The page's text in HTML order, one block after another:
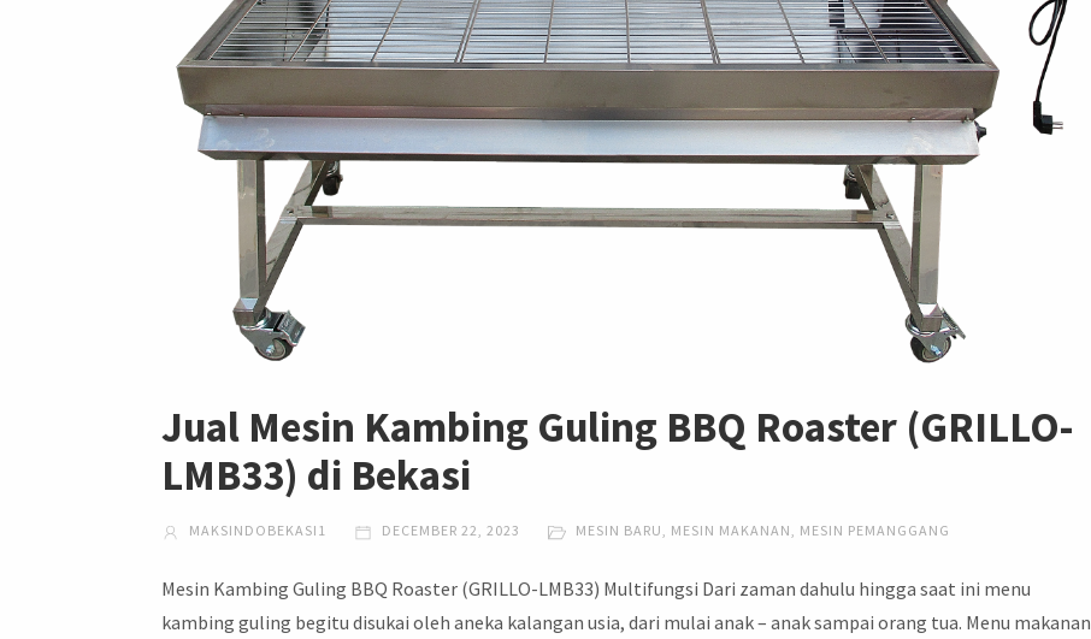
Jual Mesin Kambing Guling BBQ Roaster (GRILLO-
LMB33) di Bekasi
MAKSINDOBEKASI1 DECEMBER 22, 2023 MESIN BARU, MESIN MAKANAN, MESIN PEMANGGANG
Mesin Kambing Guling BBQ Roaster (GRILLO-LMB33) Multifungsi Dari zaman dahulu hingga saat ini menu
kambing guling begitu disukai oleh aneka kalangan usia, dari mulai anak – anak sampai orang tua. Menu makanan